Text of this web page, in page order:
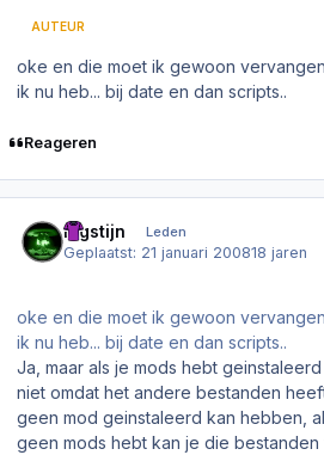
AUTEUR
oke en die moet ik gewoon
ik nu heb... bij date en dan scripts..
Reageren
Bigstijn Leden
Geplaatst: 21 januari 200818 jaren
oke en die moet ik gewoon
ik nu heb... bij date en dan scripts..
Ja, maar als je mods hebt
niet omdat het andere bestanden
geen mod geinstaleerd kan hebben,
geen mods hebt kan je die